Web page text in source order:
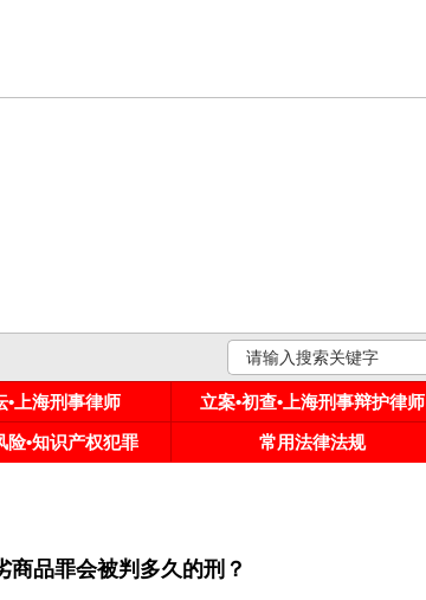
•上海刑事律师 立案•初查•上海刑事辩护律师
险•知识产权犯罪 常用法律法规
商品罪会被判多久的刑？